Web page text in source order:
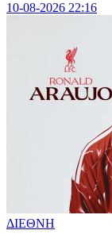
10-08-2026 22:16
ΔΙΕΘΝΗ